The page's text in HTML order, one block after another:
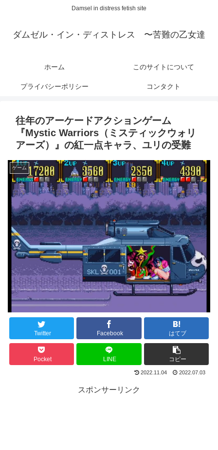
Damsel in distress fetish site
ダムゼル・イン・ディストレス 〜苦難の乙女達
ホーム このサイトについて
プライバシーポリシー コンタクト
往年のアーケードアクションゲーム
『Mystic Warriors（ミスティックウォリ
アーズ）』の紅一点キャラ、ユリの受難
ゲーム
Twitter Facebook はてブ
Pocket LINE コピー
2022.11.04 2022.07.03
スポンサーリンク